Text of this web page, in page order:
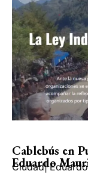
Cablebús en
Eduardo
Ciudad|